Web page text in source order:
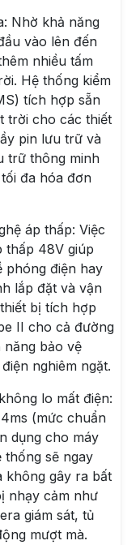
Nhờ khả năng
vào lên đến
nhiều tấm
Hệ thống kiểm
tích hợp sẵn
trời cho các thiết
pin lưu trữ và
trữ thông minh
đa hóa đơn
áp thấp: Việc
thấp 48V giúp
phóng điện hay
lắp đặt và vận
bị tích hợp
II cho cả đường
năng bảo vệ
nghiêm ngặt.
lo mất điện:
(mức chuẩn
dụng cho máy
thống sẽ ngay
không gây ra bất
nhạy cảm như
giám sát, tủ
mượt mà.